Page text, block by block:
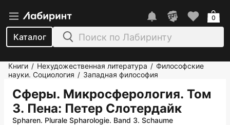
Каталог
0
Книги / Нехудожественная литература / Философские
науки. Социология / Западная философия
Сферы. Микросферология. Том
3. Пена: Петер Слотердайк
Spharen. Plurale Spharologie. Band 3. Schaume